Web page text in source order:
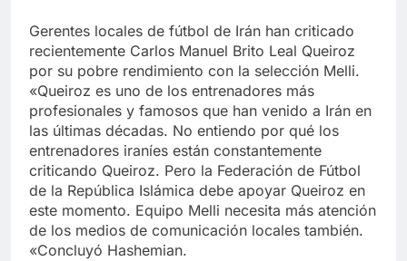
Gerentes locales de fútbol de Irán han criticado
recientemente Carlos Manuel Brito Leal Queiroz
por su pobre rendimiento con la selección Melli.
«Queiroz es uno de los entrenadores más
profesionales y famosos que han venido a Irán en
las últimas décadas. No entiendo por qué los
entrenadores iraníes están constantemente
criticando Queiroz. Pero la Federación de Fútbol
de la República Islámica debe apoyar Queiroz en
este momento. Equipo Melli necesita más atención
de los medios de comunicación locales también.
«Concluyó Hashemian.